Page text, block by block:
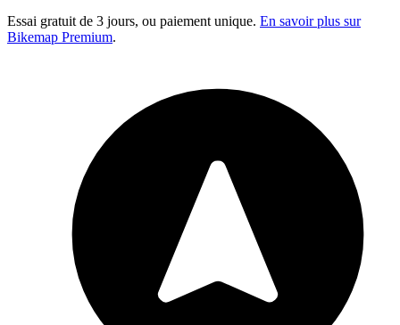
Essai gratuit de 3 jours, ou paiement unique. En savoir plus sur
Bikemap Premium.